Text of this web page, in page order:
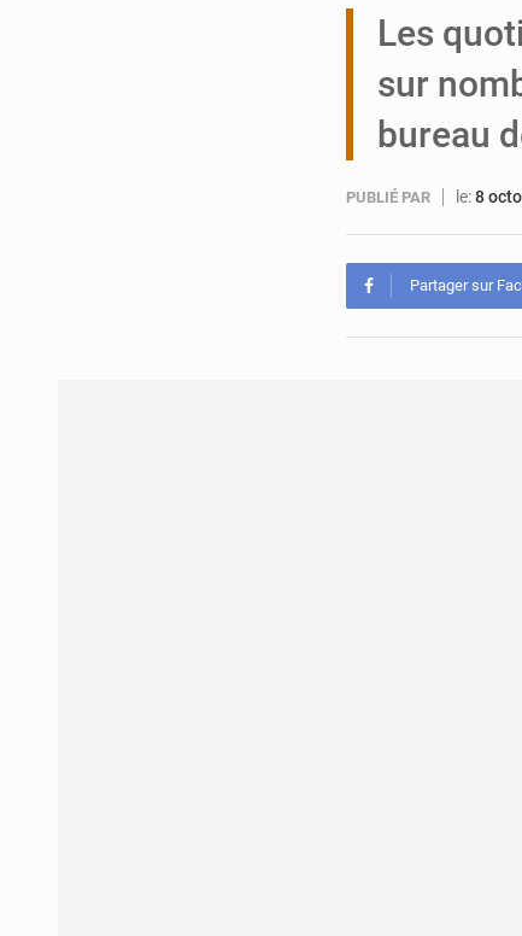
Les
sur
bureau
PUBLIÉ PAR le:8
Partager sur